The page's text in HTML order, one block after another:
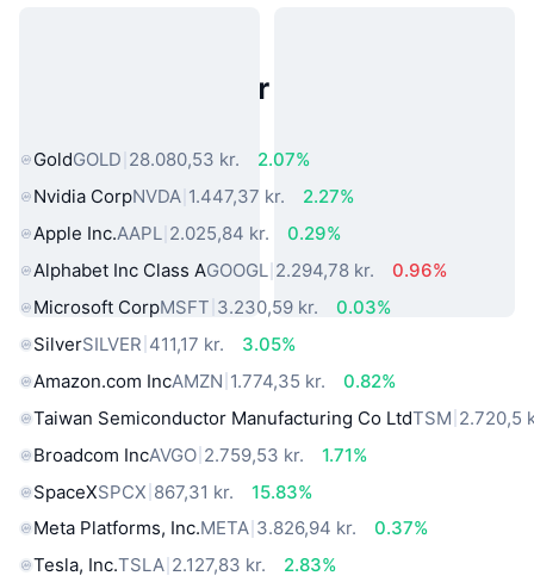
Populære aktiver fra den virkelige
GoldGOLD 28.080,53 kr.
2.07%
Nvidia CorpNVDA 1.447,37 kr.
2.27%
Apple Inc.AAPL 2.025,84 kr.
0.29%
Alphabet Inc Class AGOOGL 2.294,78 kr.
0.96%
Microsoft CorpMSFT 3.230,59 kr.
0.03%
SilverSILVER 411,17 kr.
3.05%
Amazon.com IncAMZN 1.774,35 kr.
0.82%
Taiwan Semiconductor Manufacturing Co LtdTSM 2.720,5
Broadcom IncAVGO 2.759,53 kr.
1.71%
SpaceXSPCX 867,31 kr.
15.83%
Meta Platforms, Inc.META 3.826,94 kr.
0.37%
Tesla, Inc.TSLA 2.127,83 kr.
2.83%